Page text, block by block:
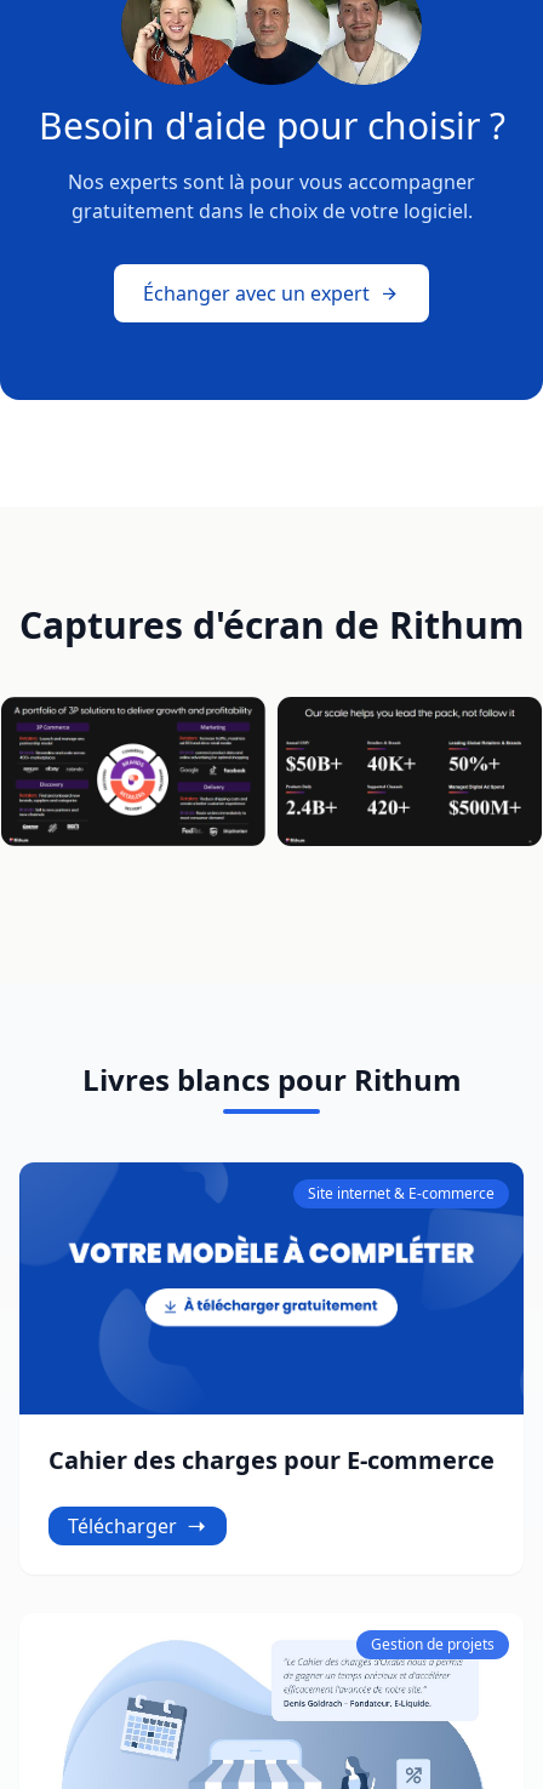
Besoin d'aide pour choisir ?
Nos experts sont là pour vous accompagner
gratuitement dans le choix de votre logiciel.
Échanger avec un expert
Captures d'écran de Rithum
Livres blancs pour Rithum
Site internet & E-commerce
Cahier des charges pour E-commerce
Télécharger
Gestion de projets